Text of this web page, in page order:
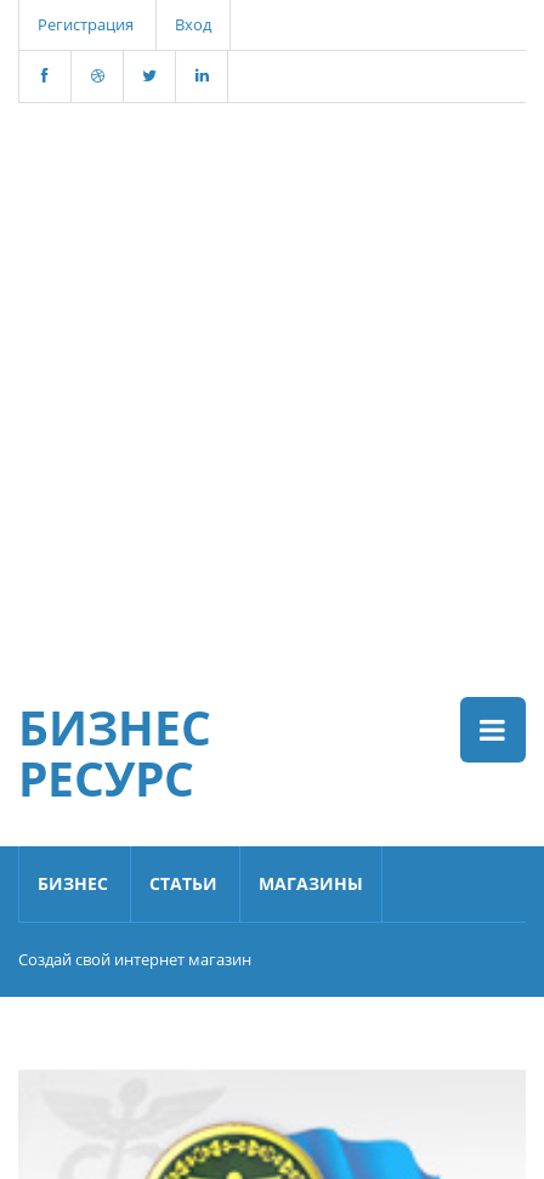
Регистрация Вход
БИЗНЕС
РЕСУРС
БИЗНЕС СТАТЬИ МАГАЗИНЫ
Создай свой интернет магазин